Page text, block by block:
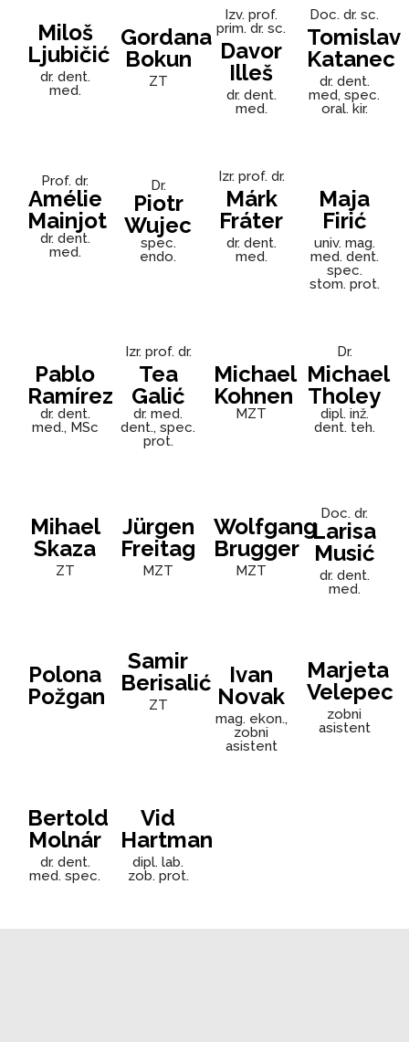
Miloš
Ljubičić
dr. dent.
med.
Gordana
Bokun
ZT
Izv. prof.
prim. dr. sc.
Davor
Illeš
dr. dent.
med.
Doc. dr. sc.
Tomislav
Katanec
dr. dent.
med, spec.
oral. kir.
Prof. dr.
Amélie
Mainjot
dr. dent.
med.
Dr.
Piotr
Wujec
spec.
endo.
Izr. prof. dr.
Márk
Fráter
dr. dent.
med.
Maja
Firić
univ. mag.
med. dent.
spec.
stom. prot.
Pablo
Ramírez
dr. dent.
med., MSc
Izr. prof. dr.
Tea
Galić
dr. med.
dent., spec.
prot.
Michael
Kohnen
MZT
Dr.
Michael
Tholey
dipl. inž.
dent. teh.
Mihael
Skaza
ZT
Jürgen
Freitag
MZT
Wolfgang
Brugger
MZT
Doc. dr.
Larisa
Musić
dr. dent.
med.
Polona
Požgan
Samir
Berisalić
ZT
Ivan
Novak
mag. ekon.,
zobni
asistent
Marjeta
Velepec
zobni
asistent
Bertold
Molnár
dr. dent.
med. spec.
Vid
Hartman
dipl. lab.
zob. prot.